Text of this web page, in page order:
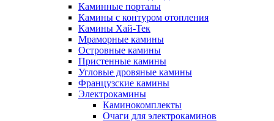
Каминные порталы
Камины с контуром отопления
Камины Хай-Тек
Мраморные камины
Островные камины
Пристенные камины
Угловые дровяные камины
Французские камины
Электрокамины
Каминокомплекты
Очаги для электрокаминов